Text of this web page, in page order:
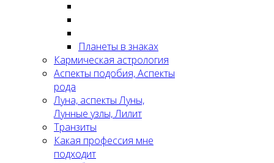
Планеты в знаках
Кармическая астрология
Аспекты подобия, Аспекты
рода
Луна, аспекты Луны,
Лунные узлы, Лилит
Транзиты
Какая профессия мне
подходит